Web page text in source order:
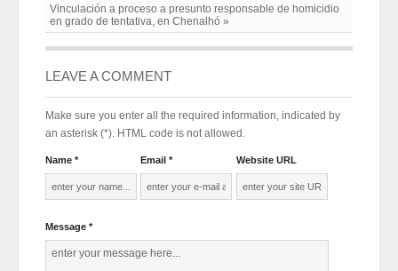
Vinculación a proceso a presunto responsable de homicidio
en grado de tentativa, en Chenalhó »
LEAVE A COMMENT
Make sure you enter all the required information, indicated by
an asterisk (*). HTML code is not allowed.
Name * Email * Website URL
Message *